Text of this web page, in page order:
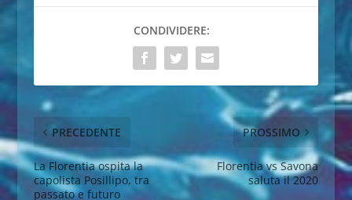
CONDIVIDERE:
PRECEDENTE
La Florentia ospita la
capolista Posillipo, tra
passato e futuro
PROSSIMO
Florentia vs Savona
saluta il 2020